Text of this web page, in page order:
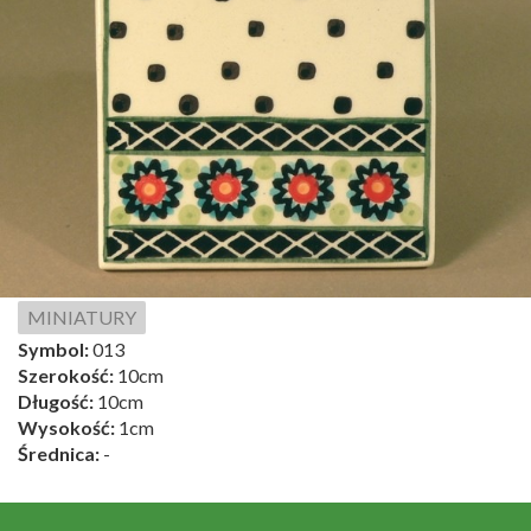
MINIATURY
Symbol:013
Szerokość: 10cm
Długość: 10cm
Wysokość: 1cm
Średnica: -